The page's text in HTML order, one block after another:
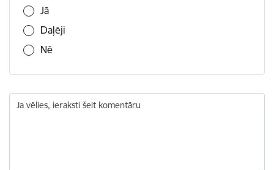
Jā
Daļēji
Nē
Ja vēlies, ieraksti šeit komentāru